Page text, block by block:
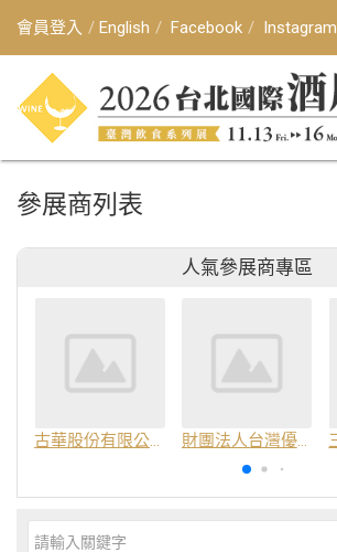
會員登入 English Facebook Instagram
參展商列表
人氣參展商專區
古華股份有限公司 財團法人台灣優良農產品發展協會